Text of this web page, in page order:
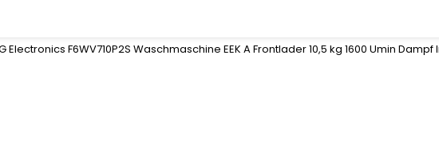
Electronics F6WV710P2S Waschmaschine EEK A Frontlader 10,5 kg 1600 Umin